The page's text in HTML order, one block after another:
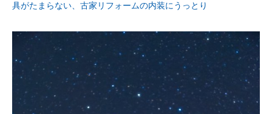
具がたまらない、古家リフォームの内装にうっとり